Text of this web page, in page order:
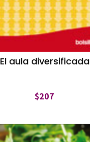
El aula diversificada
$207